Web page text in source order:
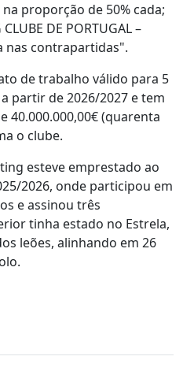
proporção de 50% cada;
DE PORTUGAL –
nas contrapartidas".
de trabalho válido para 5
partir de 2026/2027 e tem
40.000.000,00€ (quarenta
o clube.
esteve emprestado ao
2026, onde participou em
e assinou três
tinha estado no Estrela,
leões, alinhando em 26